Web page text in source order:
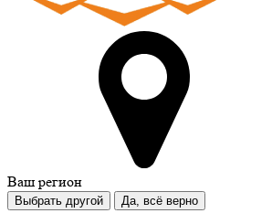
Ваш регион
Выбрать другой Да, всё верно